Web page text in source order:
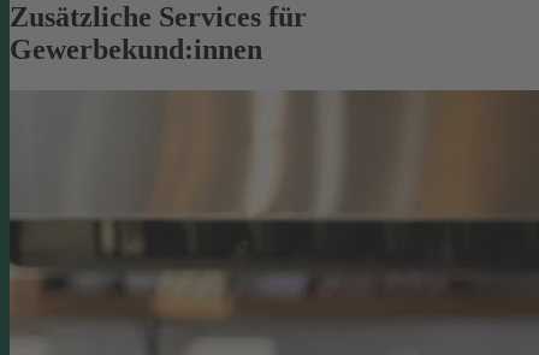
Zusätzliche Services für
Gewerbekund:innen